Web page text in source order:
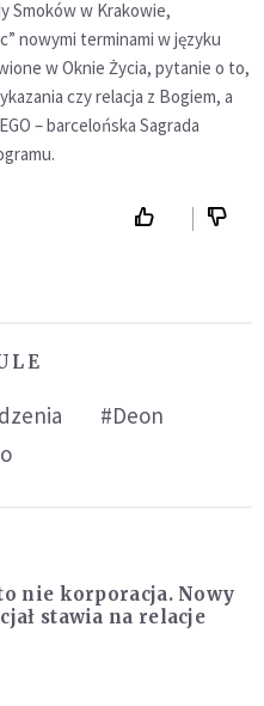
Smoków w Krakowie,
nowymi terminami w języku
w Oknie Życia, pytanie o to,
czy relacja z Bogiem, a
– barcelońska Sagrada
#Deon
nie korporacja. Nowy
stawia na relacje